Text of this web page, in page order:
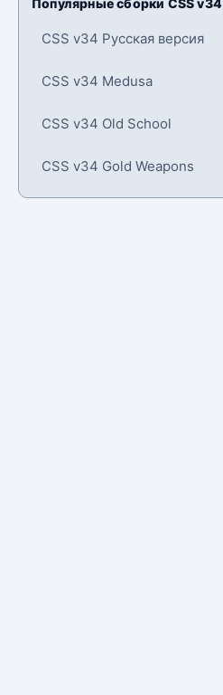
Популярные сборки CSS v34
CSS v34 Русская версия
CSS v34 Medusa
CSS v34 Old School
CSS v34 Gold Weapons